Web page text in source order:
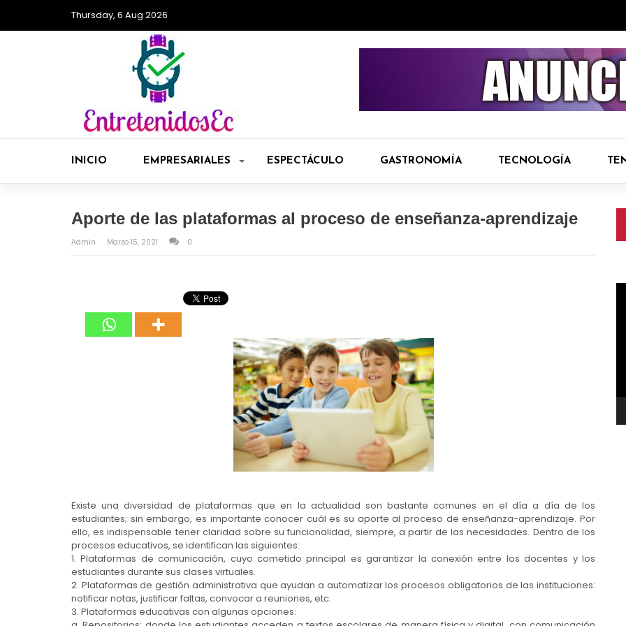
Thursday, 6 Aug 2026
INICIO EMPRESARIALES ESPECTÁCULO GASTRONOMÍA TECNOLOGÍA
Aporte de las plataformas al proceso de enseñanza-aprendizaje
Admin Marzo 15, 2021 0
Existe una diversidad de plataformas que en la actualidad son bastante comunes en el día a día de los
estudiantes; sin embargo, es importante conocer cuál es su aporte al proceso de enseñanza-aprendizaje. Por
ello, es indispensable tener claridad sobre su funcionalidad, siempre, a partir de las necesidades. Dentro de los
procesos educativos, se identifican las siguientes:
1. Plataformas de comunicación, cuyo cometido principal es garantizar la conexión entre los docentes y los
estudiantes durante sus clases virtuales.
2. Plataformas de gestión administrativa que ayudan a automatizar los procesos obligatorios de las instituciones:
notificar notas, justificar faltas, convocar a reuniones, etc.
3. Plataformas educativas con algunas opciones: